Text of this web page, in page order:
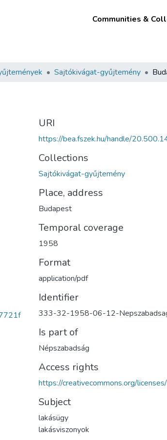
Communities &
Sajtókivágat-gyűjtemény
URI
https://bea.fszek.hu/handle/
Collections
Sajtókivágat-gyűjtemény
Place, address
Budapest
Temporal coverage
1958
Format
application/pdf
Identifier
333-32-1958-06-12-
Is part of
Népszabadság
Access rights
https://creativecommons.org/
Subject
lakásügy
lakásviszonyok